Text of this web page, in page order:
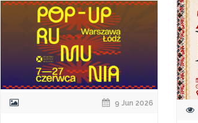
9 Jun 2026